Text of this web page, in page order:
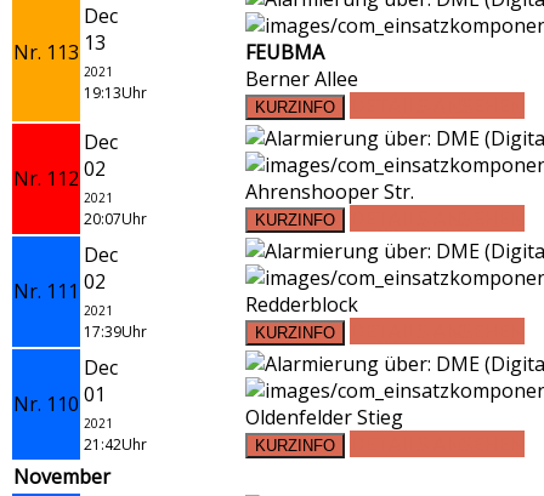
Nr. 113
Dec
13
2021
19:13Uhr
FEUBMA
Berner Allee
Nr. 112
Dec
02
2021
20:07Uhr
Ahrenshooper Str.
Nr. 111
Dec
02
2021
17:39Uhr
Redderblock
Nr. 110
Dec
01
2021
21:42Uhr
Oldenfelder Stieg
November